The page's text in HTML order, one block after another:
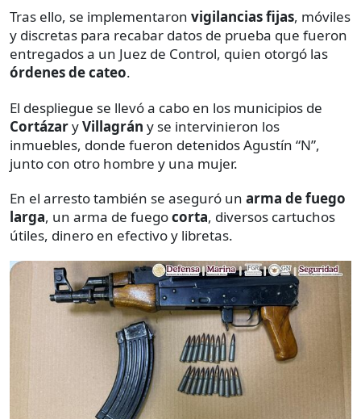
Tras ello, se implementaron vigilancias fijas, móviles
y discretas para recabar datos de prueba que fueron
entregados a un Juez de Control, quien otorgó las
órdenes de cateo.
El despliegue se llevó a cabo en los municipios de
CortázaryVillagrán y se intervinieron los
inmuebles, donde fueron detenidos Agustín “N”,
junto con otro hombre y una mujer.
En el arresto también se aseguró un arma de fuego
larga, un arma de fuegocorta, diversos cartuchos
útiles, dinero en efectivo y libretas.